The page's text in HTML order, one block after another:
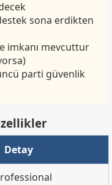
sona erdikten
imkanı mevcuttur
parti güvenlik
Detay